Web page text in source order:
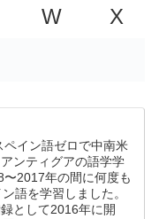
W
X
イン語ゼロで中南米
ンティグアの語学学
2017年の間に何度も
語を学習しました。
として2016年に開